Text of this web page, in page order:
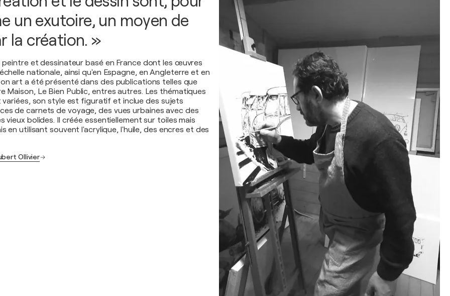
un exutoire, un moyen de
la création. »
peintre et dessinateur basé en France dont les œuvres
nationale, ainsi qu'en Espagne, en Angleterre et en
art a été présenté dans des publications telles que
Maison, Le Bien Public, entres autres. Les thématiques
son style est figuratif et inclue des sujets
de carnets de voyage, des vues urbaines avec des
vieux bolides. Il créée essentiellement sur toiles mais
en utilisant souvent l'acrylique, l'huile, des encres et des
Ollivier